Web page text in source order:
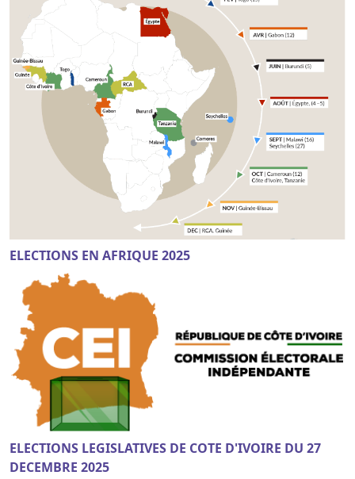
ELECTIONS EN AFRIQUE 2025
ELECTIONS LEGISLATIVES DE COTE D'IVOIRE DU 27
DECEMBRE 2025